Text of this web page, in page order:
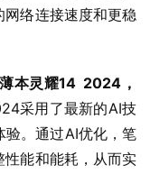
网络连接速度和更稳
本灵耀14 2024，
采用了最新的AI技
验。通过AI优化，笔
能和能耗，从而实